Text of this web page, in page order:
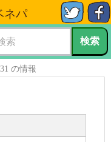
ネパ
の情報